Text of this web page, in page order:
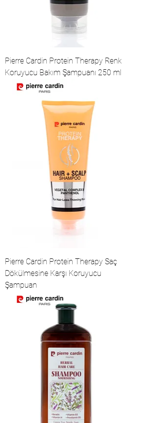
Pierre Cardin Protein Therapy Renk
Koruyucu Bakım Şampuanı 250 ml
Pierre Cardin Protein Therapy Saç
Dökülmesine Karşı Koruyucu
Şampuan